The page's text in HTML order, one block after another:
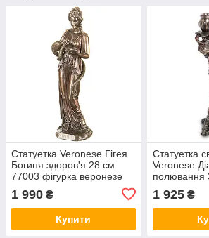
Статуетка Veronese Гігея
Богиня здоров'я 28 см
77003 фігурка веронезе
медсестрі медику VE
1 990 ₴
Купити
Статуетка
Veronese
полювання
веронезе VE
1 925₴